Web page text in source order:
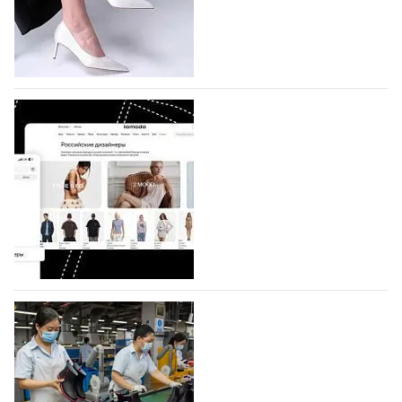
по 1 октября, уже подано 1047 заявок. Примерно
половину из них (494) прислали дизайнеры,
коллекции которых не были представлены в…
07.08.2026 752
BALLINA представит свои новинки на Euro
Shoes
Компания BALLINA Guangzhou Lihuang Footwear
Co., Ltd., основанная в 2011 году и расположенная в
Гуанчжоу, столице моды Китая, является
профессиональной обувной компанией,
объединяющей разработку, производство и…
07.08.2026 620
На платформе Lamoda - новый раздел и
условия продвижения локальных
дизайнерских марок